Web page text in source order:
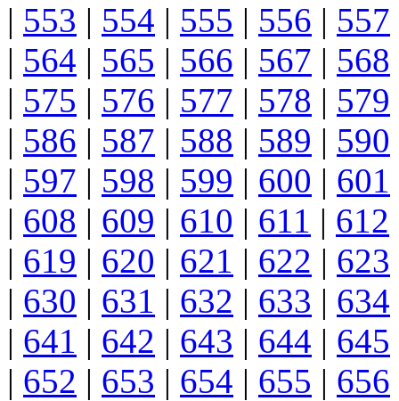
| 553 | 554 | 555 | 556 | 557
| 564 | 565 | 566 | 567 | 568
| 575 | 576 | 577 | 578 | 579
| 586 | 587 | 588 | 589 | 590
| 597 | 598 | 599 | 600 | 601
| 608 | 609 | 610 | 611 | 612
| 619 | 620 | 621 | 622 | 623
| 630 | 631 | 632 | 633 | 634
| 641 | 642 | 643 | 644 | 645
| 652 | 653 | 654 | 655 | 656